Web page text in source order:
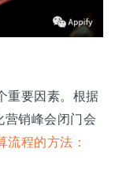
重要因素。根据
营销峰会闭门会
流程的方法：